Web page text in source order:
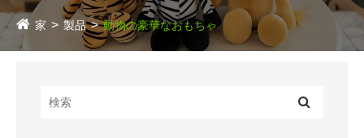
家 製品 動物の豪華なおもちゃ